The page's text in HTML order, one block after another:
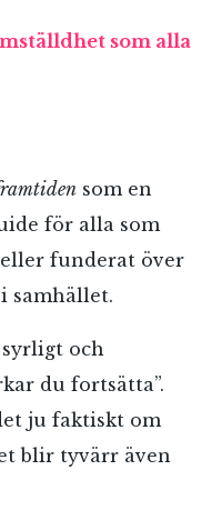
som alla
som en
för alla som
funderat över
samhället.
och
du fortsätta”.
ju faktiskt om
blir tyvärr även